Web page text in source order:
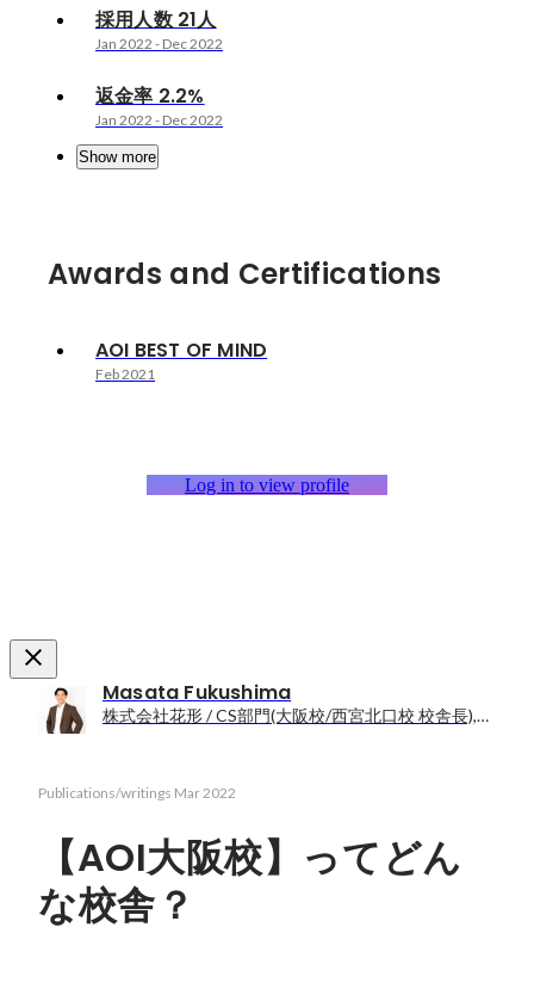
採用人数 21人
Jan 2022 - Dec 2022
返金率 2.2%
Jan 2022 - Dec 2022
Show more
Awards and Certifications
AOI BEST OF MIND
Feb 2021
Log in to view profile
Masata Fukushima
株式会社花形 / CS部門(大阪校/西宮北口校 校舎長),HR部門,Sales部門
Publications/writings Mar 2022
【AOI大阪校】ってどん
な校舎？